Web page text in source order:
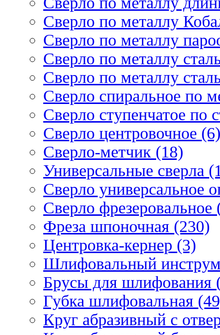
Сверло по металлу
Сверло по металлу
Сверло по металлу
Сверло по металлу
Сверло спиральное по
Сверло ступенчатое по
Сверло центровочное (6)
Сверло-метчик (18)
Универсальные сверла
Сверло универсальное
Сверло фрезеровальное
Фреза шпоночная (230)
Центровка-кернер (3)
Шлифовальный
Брусы для шлифования
Губка шлифовальная
Круг абразивный c